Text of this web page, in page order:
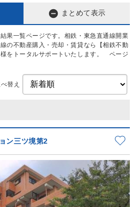
 まとめて表示
果一覧ページです。相鉄・東急直通線開業
の不動産購入・売却・賃貸なら【相鉄不動
をトータルサポートいたします。 ページ
替え
ン三ツ境第2